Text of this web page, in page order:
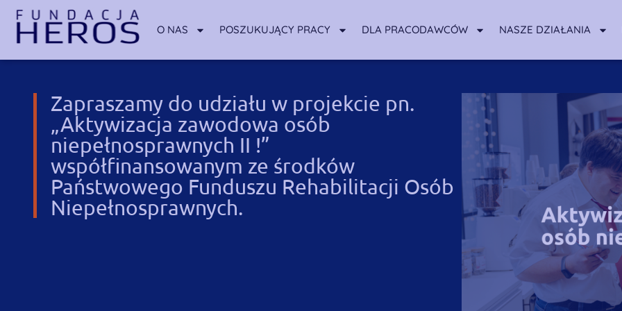
O NAS POSZUKUJĄCY PRACY DLA PRACODAWCÓW NASZE DZIAŁANIA
Zapraszamy do udziału w projekcie pn.
„Aktywizacja zawodowa osób
niepełnosprawnych II !”
współfinansowanym ze środków
Państwowego Funduszu Rehabilitacji Osób
Niepełnosprawnych.